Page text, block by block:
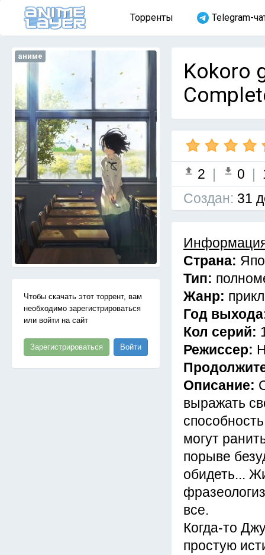
Торренты Telegram-
аниме
Чтобы скачать этот торрент, вам
необходимо зарегистрироваться
или войти на сайт
Зарегистрироваться Войти
Kokoro
2 | 0 |
Cоздан: 31
Страна:
Тип:
Жанр:
Год
Кол серий:
Режиссер:
Описание:
выражать
могут
порыве
обидеть...
все.
Когда-то
простую